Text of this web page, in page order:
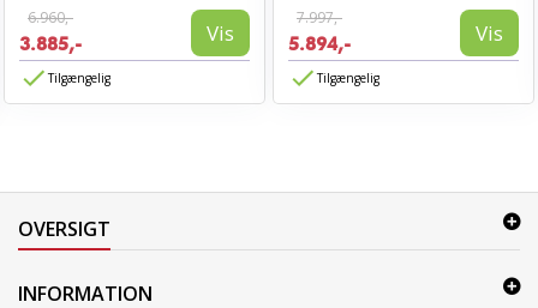
6.960,-
3.885,- Vis
Tilgængelig
7.997,-
5.894,- Vis
Tilgængelig
OVERSIGT
INFORMATION